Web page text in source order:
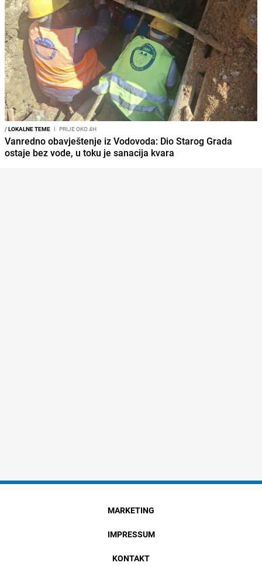
/LOKALNE TEME I PRIJE OKO 4H
Vanredno obavještenje iz Vodovoda: Dio Starog Grada
ostaje bez vode, u toku je sanacija kvara
MARKETING
IMPRESSUM
KONTAKT